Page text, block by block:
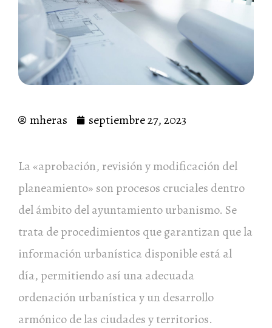
mheras septiembre 27, 2023
La «aprobación, revisión y modificación del
planeamiento» son procesos cruciales dentro
del ámbito del ayuntamiento urbanismo. Se
trata de procedimientos que garantizan que la
información urbanística disponible está al
día, permitiendo así una adecuada
ordenación urbanística y un desarrollo
armónico de las ciudades y territorios.